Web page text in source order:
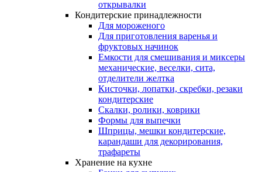
открывалки
Кондитерские принадлежности
Для мороженого
Для приготовления варенья и
фруктовых начинок
Емкости для смешивания и миксеры
механические, веселки, сита,
отделители желтка
Кисточки, лопатки, скребки, резаки
кондитерские
Скалки, ролики, коврики
Формы для выпечки
Шприцы, мешки кондитерские,
карандаши для декорирования,
трафареты
Хранение на кухне